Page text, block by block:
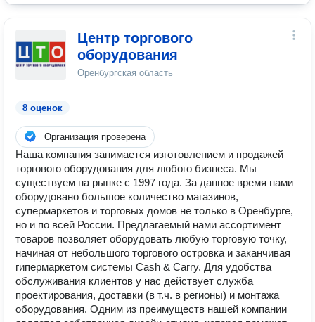
Центр торгового
оборудования
Оренбургская область
8 оценок
Организация проверена
Наша компания занимается изготовлением и продажей
торгового оборудования для любого бизнеса. Мы
существуем на рынке с 1997 года. За данное время нами
оборудовано большое количество магазинов,
супермаркетов и торговых домов не только в Оренбурге,
но и по всей России. Предлагаемый нами ассортимент
товаров позволяет оборудовать любую торговую точку,
начиная от небольшого торгового островка и заканчивая
гипермаркетом системы Cash & Carry. Для удобства
обслуживания клиентов у нас действует служба
проектирования, доставки (в т.ч. в регионы) и монтажа
оборудования. Одним из преимуществ нашей компании